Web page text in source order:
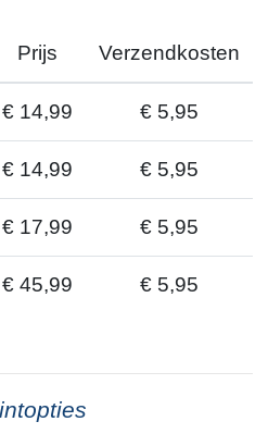
Prijs Verzendkosten
€ 14,99 € 5,95
€ 14,99 € 5,95
€ 17,99 € 5,95
€ 45,99 € 5,95